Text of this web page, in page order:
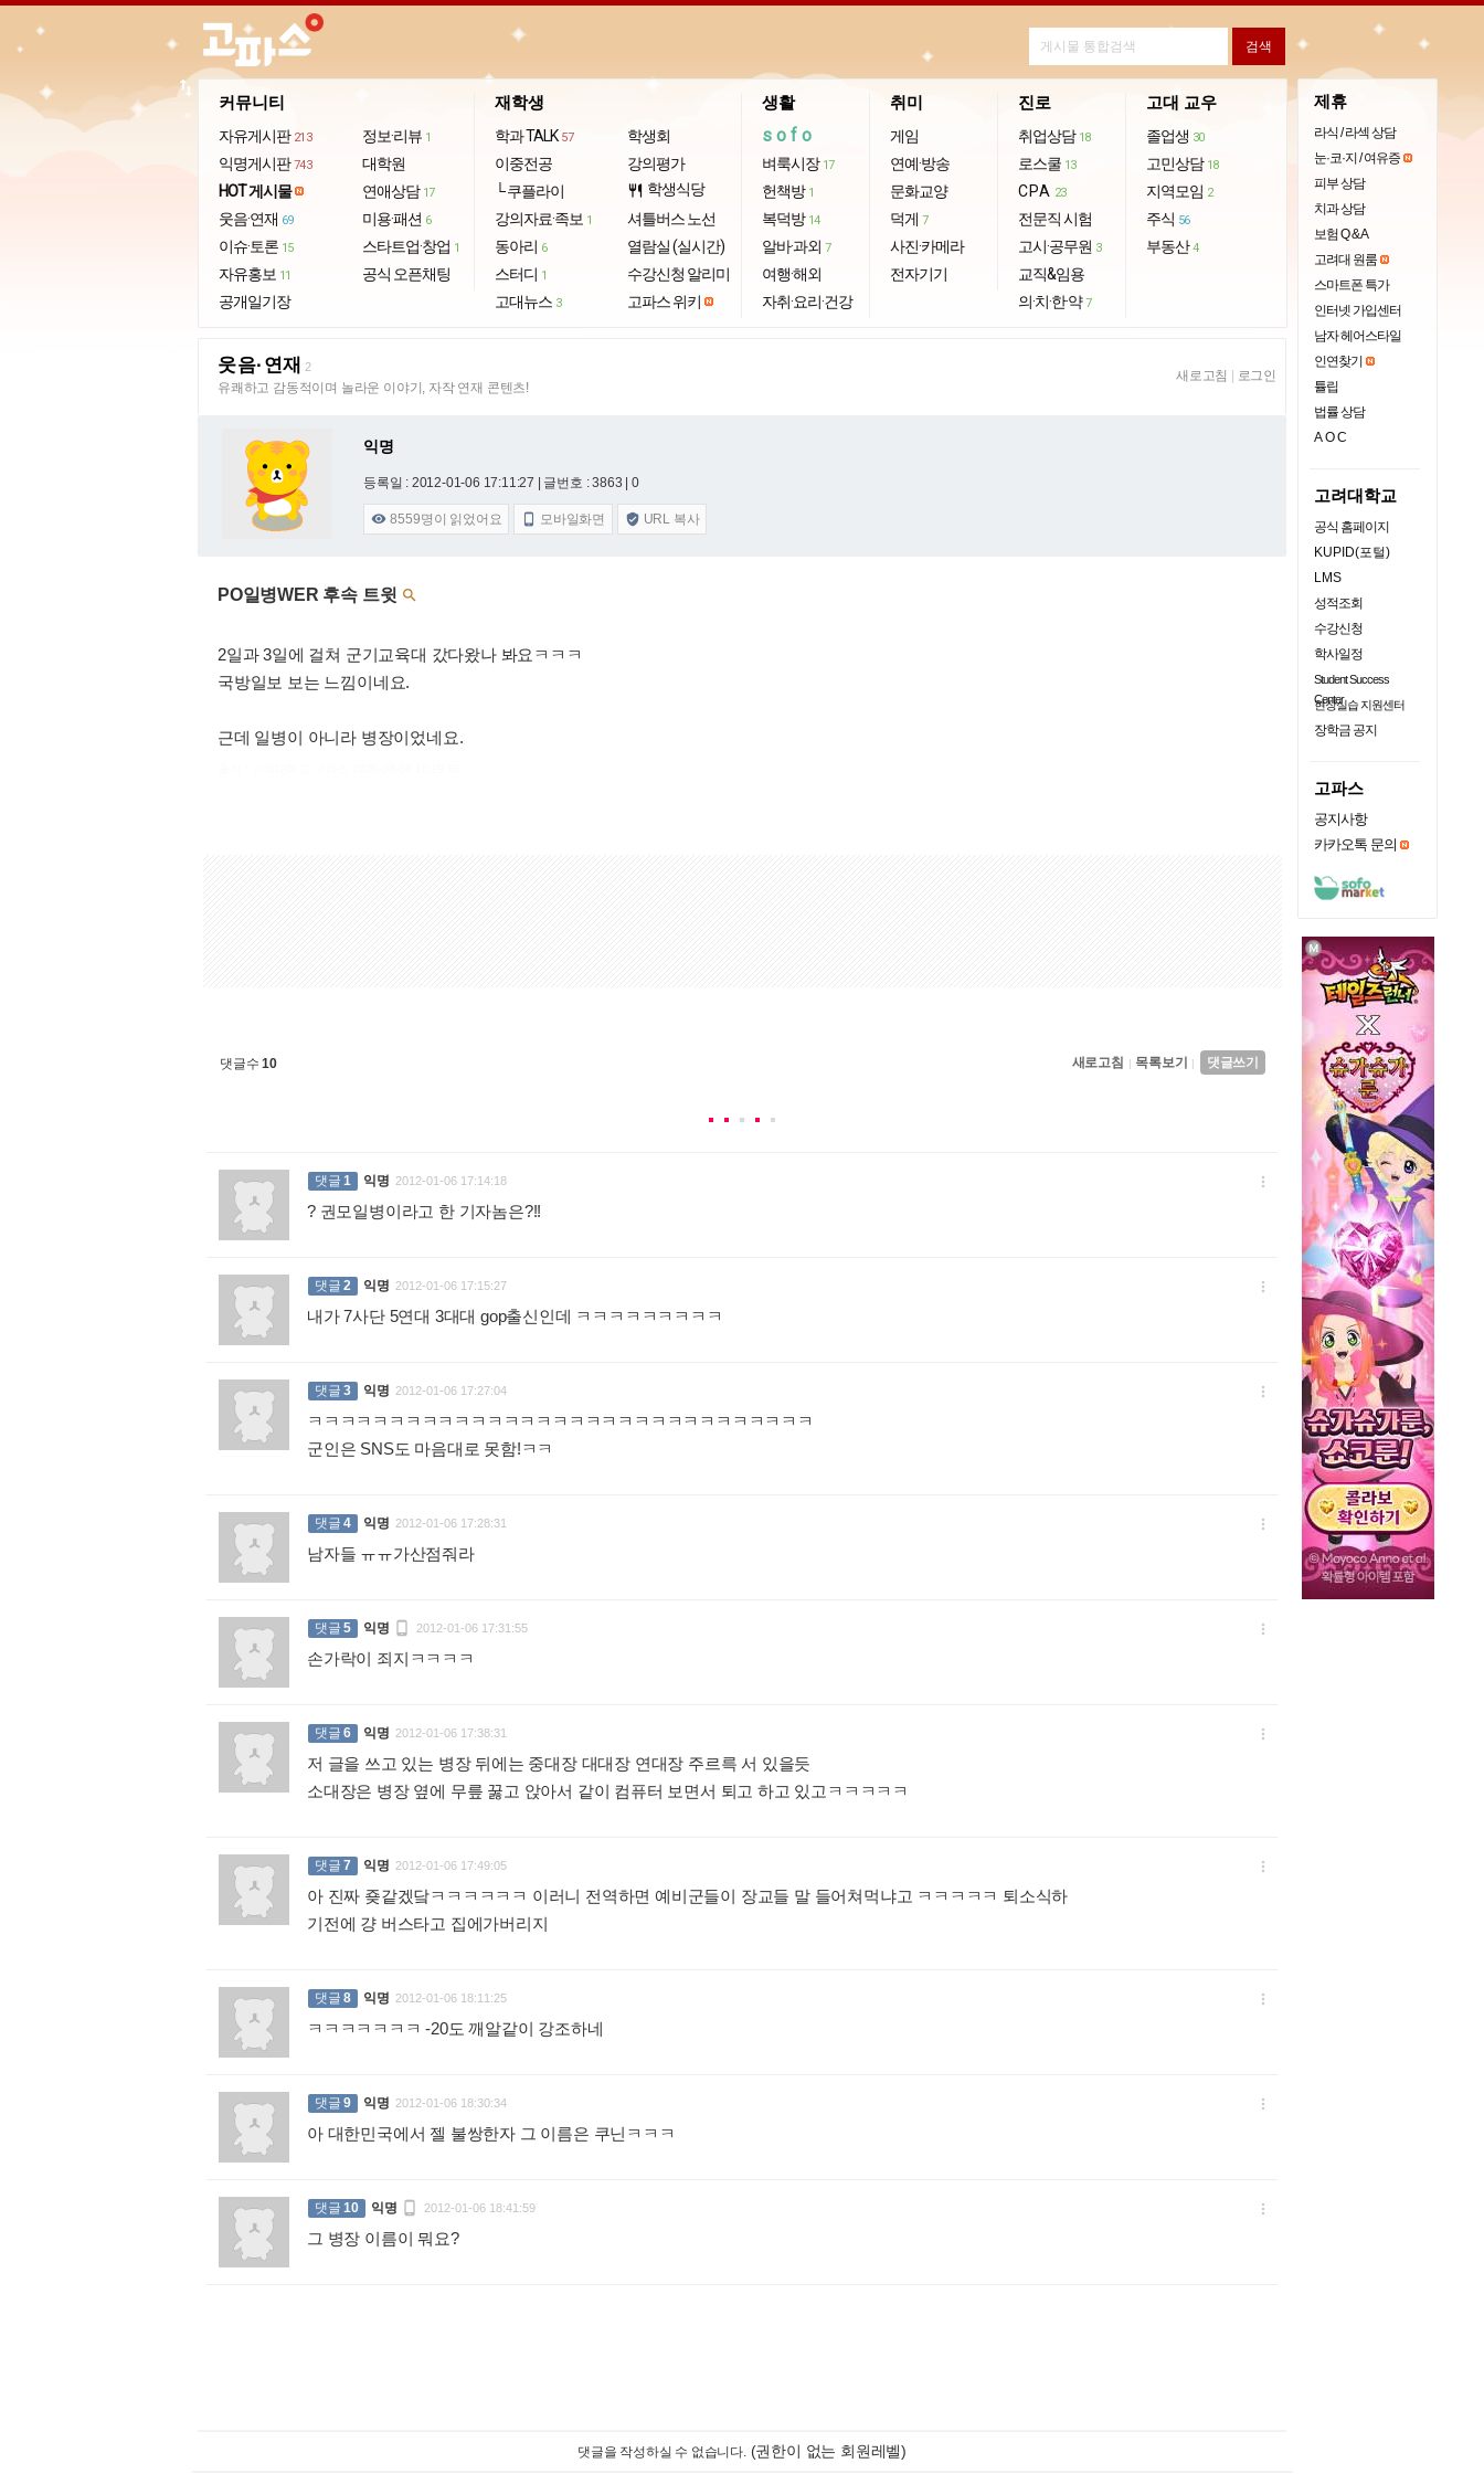
커뮤니티
자유게시판 213
익명게시판 743
HOT 게시물
웃음·연재 69
이슈·토론 15
자유홍보 11
공개일기장
정보·리뷰 1
대학원
연애상담 17
미용·패션 6
스타트업·창업 1
공식 오픈채팅
재학생
학과 TALK 57
이중전공
└ 쿠플라이
강의자료·족보 1
동아리 6
스터디 1
고대뉴스 3
학생회
강의평가
restaurant 학생식당
셔틀버스 노선
열람실 (실시간)
수강신청 알리미
고파스 위키
생활
sofo
벼룩시장 17
헌책방 1
복덕방 14
알바·과외 7
여행·해외
자취·요리·건강
취미
게임
연예·방송
문화교양
덕게 7
사진·카메라
전자기기
진로
취업상담 18
로스쿨 13
CPA 23
전문직 시험
고시·공무원 3
교직&임용
의·치·한·약 7
고대 교우
졸업생 30
고민상담 18
지역모임 2
주식 56
부동산 4
import_export
웃음·연재 2
유쾌하고 감동적이며 놀라운 이야기, 자작 연재 콘텐츠!
새로고침 로그인
익명
등록일 : 2012-01-06 17:11:27 | 글번호 : 3863 | 0
 8559명이 읽었어요  모바일화면  URL 복사
PO일병WER 후속 트윗 
2일과 3일에 걸쳐 군기교육대 갔다왔나 봐요ㅋㅋㅋ
국방일보 보는 느낌이네요.
근데 일병이 아니라 병장이었네요.
댓글수10 새로고침 | 목록보기 | 댓글쓰기
댓글1 익명 2012-01-06 17:14:18
? 권모일병이라고 한 기자놈은?!!

댓글2 익명 2012-01-06 17:15:27
내가 7사단 5연대 3대대 gop출신인데 ㅋㅋㅋㅋㅋㅋㅋㅋㅋ

댓글3 익명 2012-01-06 17:27:04
ㅋㅋㅋㅋㅋㅋㅋㅋㅋㅋㅋㅋㅋㅋㅋㅋㅋㅋㅋㅋㅋㅋㅋㅋㅋㅋㅋㅋㅋㅋㅋ
군인은 SNS도 마음대로 못함!ㅋㅋ

댓글4 익명 2012-01-06 17:28:31
남자들 ㅠㅠ가산점줘라

댓글5 익명  2012-01-06 17:31:55
손가락이 죄지ㅋㅋㅋㅋ

댓글6 익명 2012-01-06 17:38:31
저 글을 쓰고 있는 병장 뒤에는 중대장 대대장 연대장 주르륵 서 있을듯
소대장은 병장 옆에 무릎 꿇고 앉아서 같이 컴퓨터 보면서 퇴고 하고 있고ㅋㅋㅋㅋㅋ

댓글7 익명 2012-01-06 17:49:05
아 진짜 죶같겠닼ㅋㅋㅋㅋㅋㅋ 이러니 전역하면 예비군들이 장교들 말 들어쳐먹냐고 ㅋㅋㅋㅋㅋ 퇴소식하
기전에 걍 버스타고 집에가버리지

댓글8 익명 2012-01-06 18:11:25
ㅋㅋㅋㅋㅋㅋㅋ -20도 깨알같이 강조하네

댓글9 익명 2012-01-06 18:30:34
아 대한민국에서 젤 불쌍한자 그 이름은 쿠닌ㅋㅋㅋ

댓글10 익명  2012-01-06 18:41:59
그 병장 이름이 뭐요?

댓글을 작성하실 수 없습니다. (권한이 없는 회원레벨)
제휴
라식 / 라섹 상담
눈·코·지 / 여유증
피부 상담
치과 상담
보험 Q & A
고려대 원룸
스마트폰 특가
인터넷 가입센터
남자 헤어스타일
인연찾기
튤립
법률 상담
AOC
고려대학교
공식 홈페이지
KUPID(포털)
LMS
성적조회
수강신청
학사일정
Student Success
Center
현장실습 지원센터
장학금 공지
고파스
공지사항
카카오톡 문의